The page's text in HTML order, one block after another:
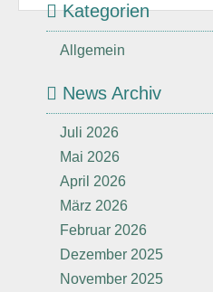
Kategorien
Allgemein
News Archiv
Juli 2026
Mai 2026
April 2026
März 2026
Februar 2026
Dezember 2025
November 2025